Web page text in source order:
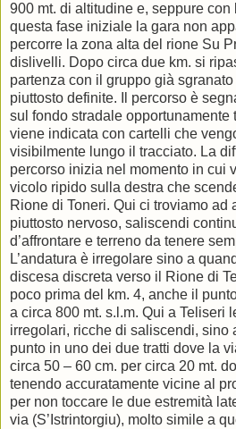
900 mt. di altitudine e, seppure
questa fase iniziale la gara non
percorre la zona alta del rione Su
dislivelli. Dopo circa due km. si
partenza con il gruppo già
piuttosto definite. Il percorso è
sul fondo stradale opportunamente
viene indicata con cartelli che
visibilmente lungo il tracciato. La
percorso inizia nel momento in cui
vicolo ripido sulla destra che
Rione di Toneri. Qui ci troviamo ad
piuttosto nervoso, saliscendi
d’affrontare e terreno da tenere
L’andatura è irregolare sino a
discesa discreta verso il Rione di
poco prima del km. 4, anche il
a circa 800 mt. s.l.m. Qui a Teliseri
irregolari, ricche di saliscendi, sino
punto in uno dei due tratti dove la
circa 50 – 60 cm. per circa 20 mt.
tenendo accuratamente vicine al
per non toccare le due estremità
via (S’Istrintorgiu), molto simile a